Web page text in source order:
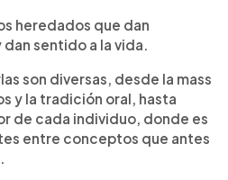
heredados que dan
sentido a la vida.
son diversas, desde la mass
y la tradición oral, hasta
de cada individuo, donde es
entre conceptos que antes